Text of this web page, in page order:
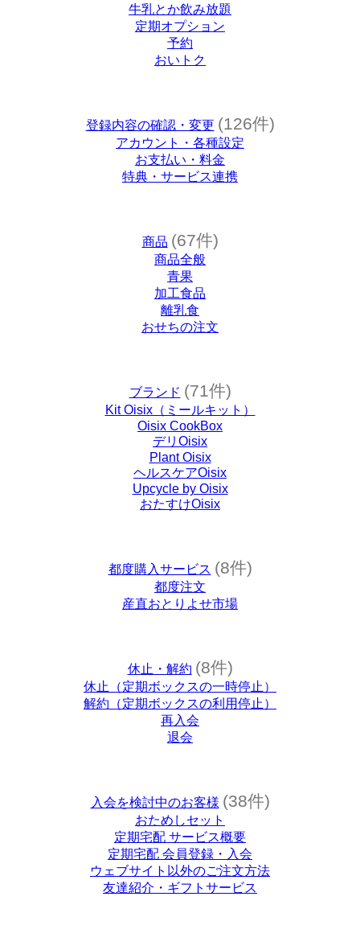
牛乳とか飲み放題
定期オプション
予約
おいトク
登録内容の確認・変更 (126件)
アカウント・各種設定
お支払い・料金
特典・サービス連携
商品 (67件)
商品全般
青果
加工食品
離乳食
おせちの注文
ブランド (71件)
Kit Oisix（ミールキット）
Oisix CookBox
デリOisix
Plant Oisix
ヘルスケアOisix
Upcycle by Oisix
おたすけOisix
都度購入サービス (8件)
都度注文
産直おとりよせ市場
休止・解約 (8件)
休止（定期ボックスの一時停止）
解約（定期ボックスの利用停止）
再入会
退会
入会を検討中のお客様 (38件)
おためしセット
定期宅配 サービス概要
定期宅配 会員登録・入会
ウェブサイト以外のご注文方法
友達紹介・ギフトサービス